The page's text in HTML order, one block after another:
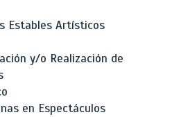
Estables Artísticos
y/o Realización de
en Espectáculos